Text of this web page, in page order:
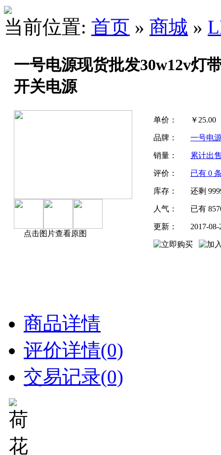
当前位置: 首页 » 商城 »
一号电源现货批发30w12v灯
开关电源
点击图片查看原图
单价： ￥25.00
品牌： 一号电
销量： 累计出
评价： 已有 0
库存： 还剩
人气： 已有
更新： 2017-08-
商品详情
评价详情(0)
交易记录(0)